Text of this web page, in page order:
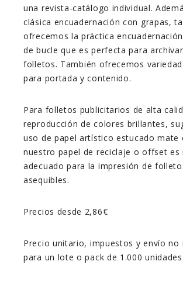
una revista-catálogo individual.
clásica encuadernación con grapas,
ofrecemos la práctica
de bucle que es perfecta para
folletos. También ofrecemos
para portada y contenido.
Para folletos publicitarios de alta
reproducción de colores brillantes,
uso de papel artístico estucado mate
nuestro papel de reciclaje o offset es
adecuado para la impresión de
asequibles.
Precios desde 2,86€
Precio unitario, impuestos y envío no
para un lote o pack de 1.000 unidades.